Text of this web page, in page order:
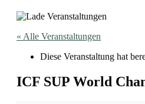
« Alle Veranstaltungen
Diese Veranstaltung hat
ICF SUP World